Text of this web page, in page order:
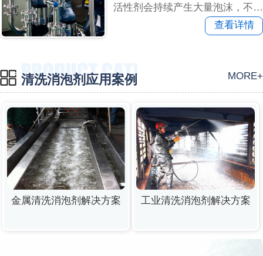
活性剂会持续产生大量泡沫，不仅
遮挡工件、影响清洗视野，还会
查看详情
清洗消泡剂应用案例 MORE+
金属清洗消泡剂解决方案 工业清洗消泡剂解决方案